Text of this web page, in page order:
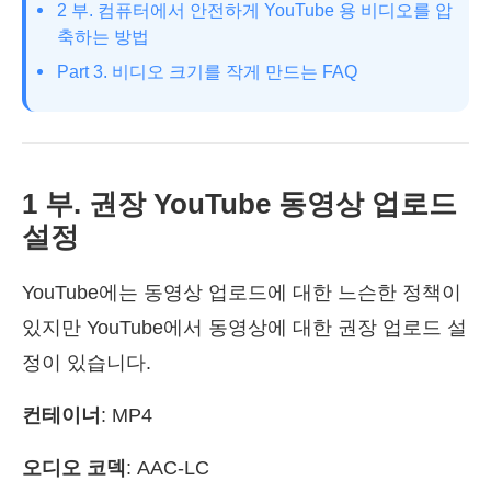
2 부. 컴퓨터에서 안전하게 YouTube 용 비디오를 압
축하는 방법
Part 3. 비디오 크기를 작게 만드는 FAQ
1 부. 권장 YouTube 동영상 업로드
설정
YouTube에는 동영상 업로드에 대한 느슨한 정책이
있지만 YouTube에서 동영상에 대한 권장 업로드 설
정이 있습니다.
컨테이너 : MP4
오디오 코덱 : AAC-LC